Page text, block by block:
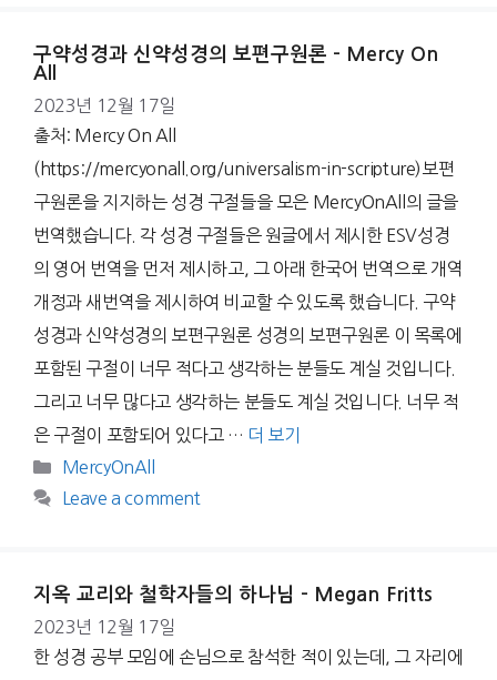
구약성경과 신약성경의 보편구원론 – Mercy On
All
2023년 12월 17일
출처: Mercy On All
(https://mercyonall.org/universalism-in-scripture)보편
구원론을 지지하는 성경 구절들을 모은 MercyOnAll의 글을
번역했습니다. 각 성경 구절들은 원글에서 제시한 ESV성경
의 영어 번역을 먼저 제시하고, 그 아래 한국어 번역으로 개역
개정과 새번역을 제시하여 비교할 수 있도록 했습니다. 구약
성경과 신약성경의 보편구원론 성경의 보편구원론 이 목록에
포함된 구절이 너무 적다고 생각하는 분들도 계실 것입니다.
그리고 너무 많다고 생각하는 분들도 계실 것입니다. 너무 적
은 구절이 포함되어 있다고 … 더 보기
Categories
MercyOnAll
Leave a comment
지옥 교리와 철학자들의 하나님 – Megan Fritts
2023년 12월 17일
한 성경 공부 모임에 손님으로 참석한 적이 있는데, 그 자리에